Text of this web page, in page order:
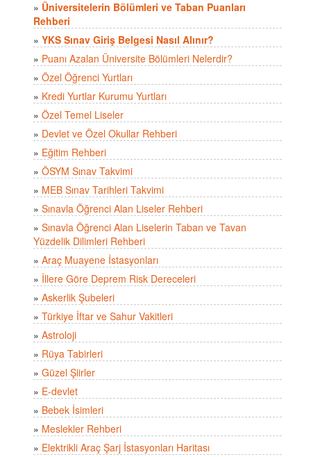
» Üniversitelerin Bölümleri ve Taban Puanları
Rehberi
» YKS Sınav Giriş Belgesi Nasıl Alınır?
» Puanı Azalan Üniversite Bölümleri Nelerdir?
» Özel Öğrenci Yurtları
» Kredi Yurtlar Kurumu Yurtları
» Özel Temel Liseler
» Devlet ve Özel Okullar Rehberi
» Eğitim Rehberi
» ÖSYM Sınav Takvimi
» MEB Sınav Tarihleri Takvimi
» Sınavla Öğrenci Alan Liseler Rehberi
» Sınavla Öğrenci Alan Liselerin Taban ve Tavan
Yüzdelik Dilimleri Rehberi
» Araç Muayene İstasyonları
» İllere Göre Deprem Risk Dereceleri
» Askerlik Şubeleri
» Türkiye İftar ve Sahur Vakitleri
» Astroloji
» Rüya Tabirleri
» Güzel Şiirler
» E-devlet
» Bebek İsimleri
» Meslekler Rehberi
» Elektrikli Araç Şarj İstasyonları Haritası